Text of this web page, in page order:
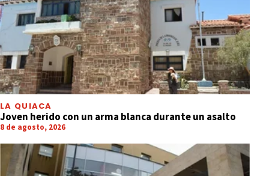
LA QUIACA
Joven herido con un arma blanca durante un asalto
8 de agosto, 2026